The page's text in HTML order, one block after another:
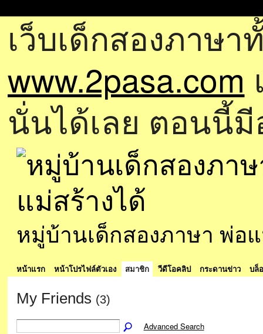
เว็บเด็กสองภาษ
www.2pasa.com
นั่นได้เลย ตอนนี้มี
หมู่บ้านเด็กสองภาษา พ่อ
หน้าแรก หน้าโปรไฟล์ตัวเอง สมาชิก วีดีโอคลิป กระดานข่าว บล็
My Friends (3)
Advanced Search